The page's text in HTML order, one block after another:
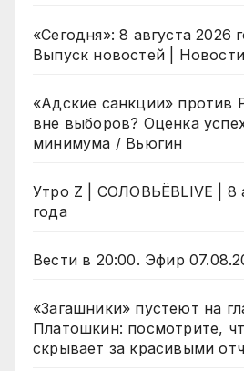
«Сегодня»: 8 августа 2026
Выпуск новостей |
«Адские санкции» против
вне выборов? Оценка
минимума / Вьюгин
Утро Z | СОЛОВЬЁВLIVE | 8
года
Вести в 20:00. Эфир
«Загашники» пустеют на
Платошкин: посмотрите,
скрывает за красивыми